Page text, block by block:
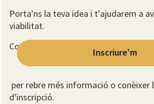
Porta'ns la teva idea i t'ajudarem a
viabilitat.
Contacta amb
Inscriure'm
per rebre més informació o
d'inscripció.